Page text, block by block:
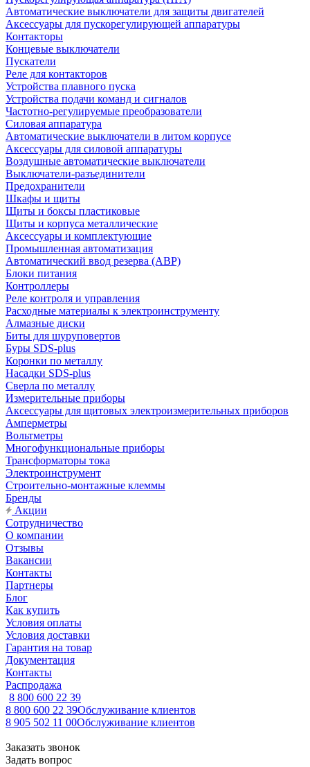
Автоматические выключатели для защиты двигателей
Аксессуары для пускорегулирующей аппаратуры
Контакторы
Концевые выключатели
Пускатели
Реле для контакторов
Устройства плавного пуска
Устройства подачи команд и сигналов
Частотно-регулируемые преобразователи
Силовая аппаратура
Автоматические выключатели в литом корпусе
Аксессуары для силовой аппаратуры
Воздушные автоматические выключатели
Выключатели-разъединители
Предохранители
Шкафы и щиты
Щиты и боксы пластиковые
Щиты и корпуса металлические
Аксессуары и комплектующие
Промышленная автоматизация
Автоматический ввод резерва (АВР)
Блоки питания
Контроллеры
Реле контроля и управления
Расходные материалы к электроинструменту
Алмазные диски
Биты для шуруповертов
Буры SDS-plus
Коронки по металлу
Насадки SDS-plus
Сверла по металлу
Измерительные приборы
Аксессуары для щитовых электроизмерительных приборов
Амперметры
Вольтметры
Многофункциональные приборы
Трансформаторы тока
Электроинструмент
Строительно-монтажные клеммы
Бренды
Акции
Сотрудничество
О компании
Отзывы
Вакансии
Контакты
Партнеры
Блог
Как купить
Условия оплаты
Условия доставки
Гарантия на товар
Документация
Контакты
Распродажа
8 800 600 22 39
8 800 600 22 39Обслуживание клиентов
8 905 502 11 00Обслуживание клиентов
Заказать звонок
Задать вопрос